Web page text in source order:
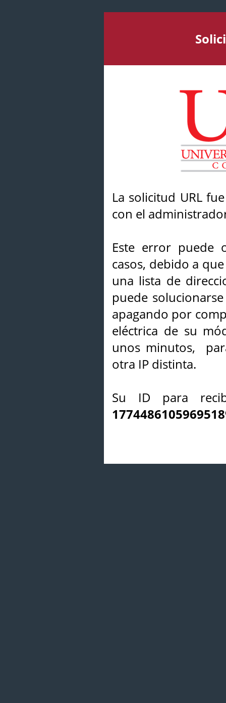
La solicitud URL
con el
Este error puede
casos, debido a
una lista de
puede
apagando por
eléctrica de su
unos minutos,
otra IP distinta.
Su ID para